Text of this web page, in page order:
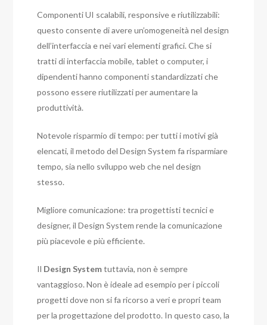
Componenti UI scalabili, responsive e riutilizzabili:
questo consente di avere un’omogeneità nel design
dell’interfaccia e nei vari elementi grafici. Che si
tratti di interfaccia mobile, tablet o computer, i
dipendenti hanno componenti standardizzati che
possono essere riutilizzati per aumentare la
produttività.
Notevole risparmio di tempo: per tutti i motivi già
elencati, il metodo del Design System fa risparmiare
tempo, sia nello sviluppo web che nel design
stesso.
Migliore comunicazione: tra progettisti tecnici e
designer, il Design System rende la comunicazione
più piacevole e più efficiente.
Il Design Systemtuttavia, non è sempre
vantaggioso. Non è ideale ad esempio per i piccoli
progetti dove non si fa ricorso a veri e propri team
per la progettazione del prodotto. In questo caso, la